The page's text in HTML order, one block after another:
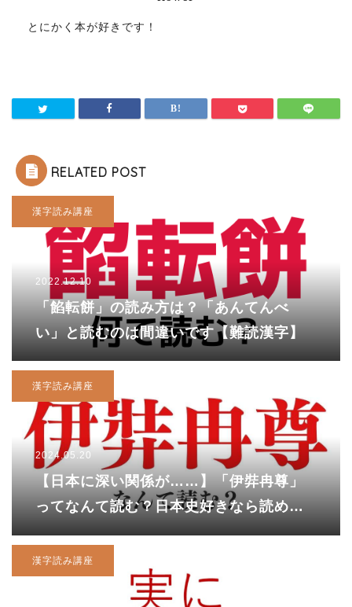
とにかく本が好きです！
RELATED POST
漢字読み講座
2022.12.10
「餡転餅」の読み方は？「あんてんべ
い」と読むのは間違いです【難読漢字】
漢字読み講座
2024.05.20
【日本に深い関係が……】「伊弉冉尊」
ってなんて読む？日本史好きなら読める
かも。正解は……？
漢字読み講座